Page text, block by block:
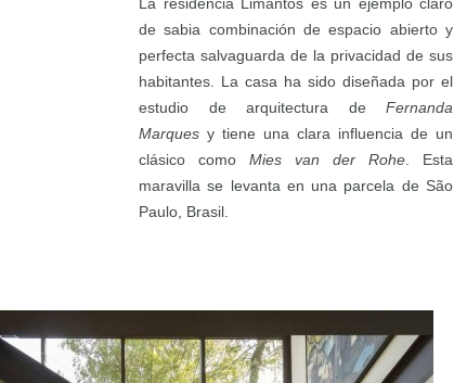
de sabia combinación de espacio abierto y
perfecta salvaguarda de la privacidad de sus
habitantes. La casa ha sido diseñada por el
estudio de arquitectura de Fernanda
Marques y tiene una clara influencia de un
clásico como Mies van der Rohe . Esta
maravilla se levanta en una parcela de São
Paulo, Brasil.